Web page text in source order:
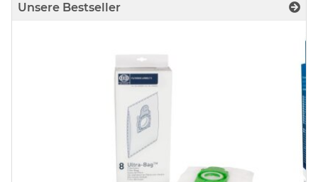
Unsere Bestseller